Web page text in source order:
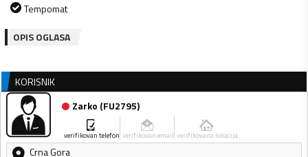
Tempomat
OPIS OGLASA
KORISNIK
Zarko (FU2795)
verifikovan telefon verifikovan email verifikovana lokacija
Crna Gora